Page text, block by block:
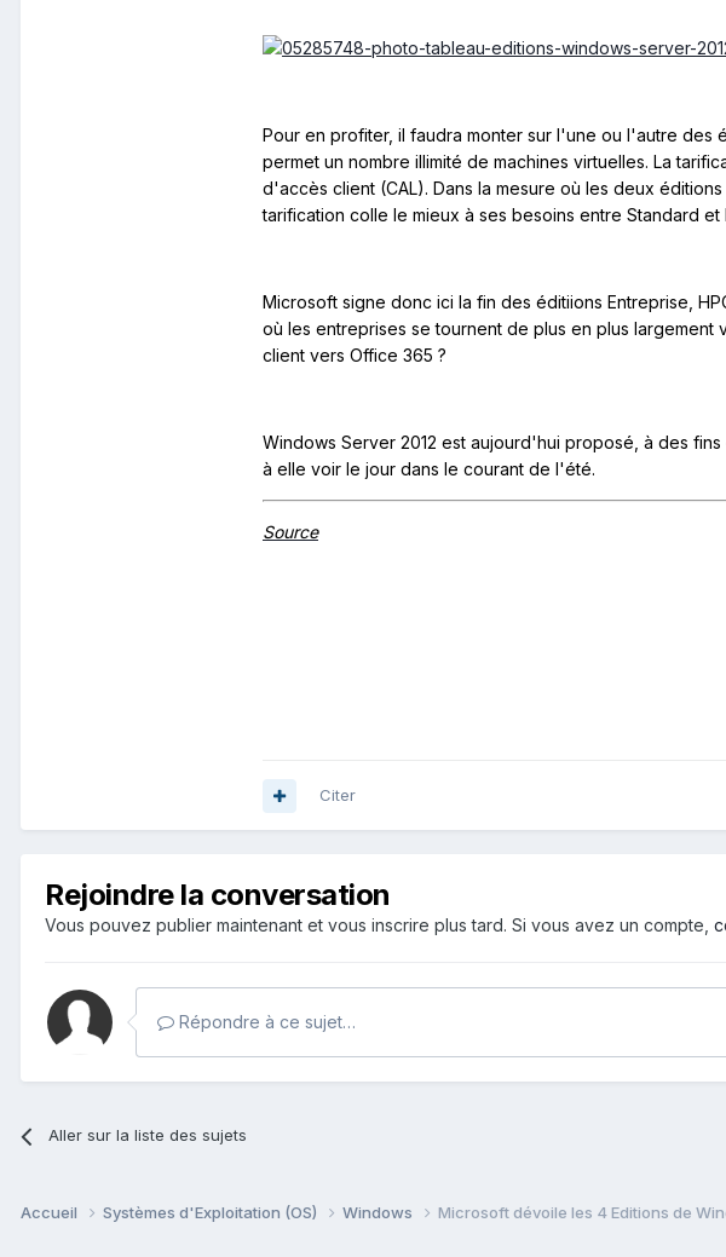
Pour en profiter, il faudra monter sur l'une ou l'autre des
permet un nombre illimité de machines virtuelles. La
d'accès client (CAL). Dans la mesure où les deux
tarification colle le mieux à ses besoins entre Standard et
Microsoft signe donc ici la fin des éditiions Entreprise,
où les entreprises se tournent de plus en plus
client vers Office 365 ?
Windows Server 2012 est aujourd'hui proposé, à des
à elle voir le jour dans le courant de l'été.
Source
Citer
Rejoindre la conversation
Vous pouvez publier maintenant et vous inscrire plus tard. Si vous avez un compte,
Répondre à ce sujet…
Aller sur la liste des sujets
Accueil Systèmes d'Exploitation (OS) Windows Microsoft dévoile les 4 Editions de